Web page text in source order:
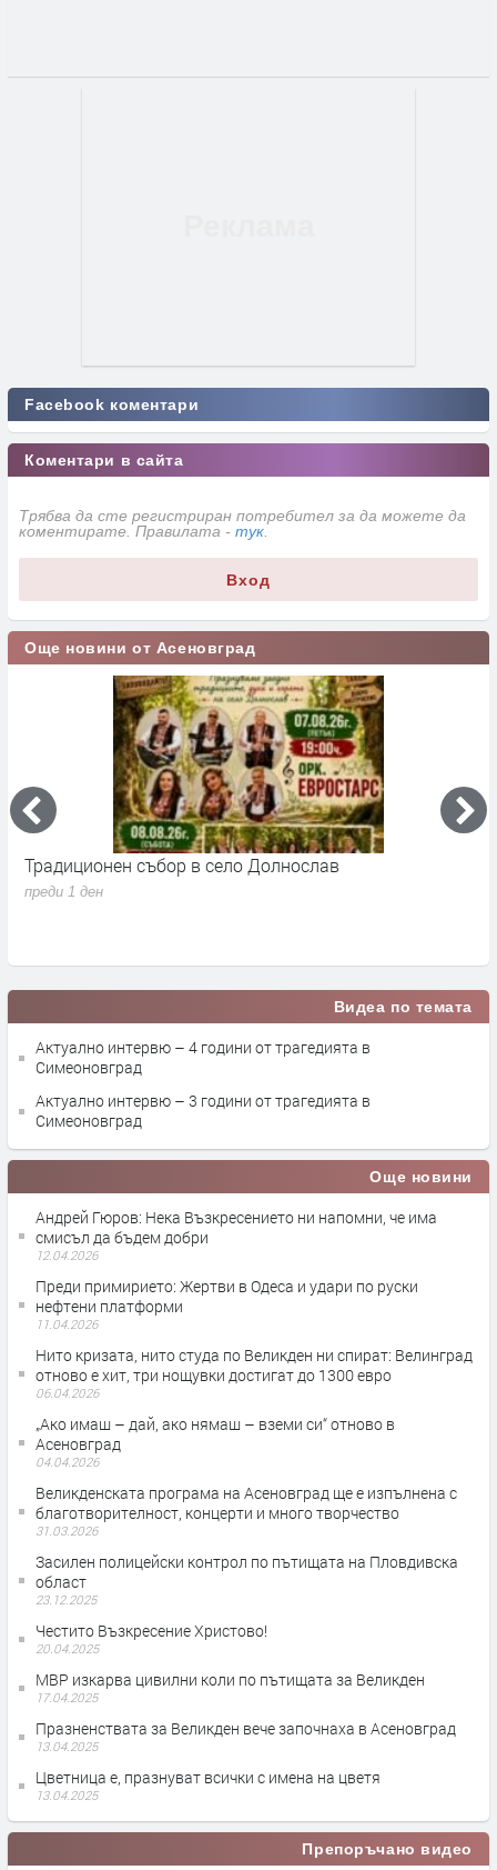
Facebook коментари
Коментари в сайта
Трябва да сте регистриран потребител за да можете да
коментирате. Правилата - тук
Вход
Още новини от Асеновград
Традиционен събор в село Долнослав
преди 1 ден
Видеа по темата
Актуално интервю – 4 години от трагедията в
Симеоновград
Актуално интервю – 3 години от трагедията в
Симеоновград
Още новини
Андрей Гюров: Нека Възкресението ни напомни, че има
смисъл да бъдем добри
12.04.2026
Преди примирието: Жертви в Одеса и удари по руски
нефтени платформи
11.04.2026
Нито кризата, нито студа по Великден ни спират: Велинград
отново е хит, три нощувки достигат до 1300 евро
06.04.2026
„Ако имаш – дай, ако нямаш – вземи си“ отново в
Асеновград
04.04.2026
Великденската програма на Асеновград ще е изпълнена с
благотворителност, концерти и много творчество
31.03.2026
Засилен полицейски контрол по пътищата на Пловдивска
област
23.12.2025
Честито Възкресение Христово!
20.04.2025
МВР изкарва цивилни коли по пътищата за Великден
17.04.2025
Празненствата за Великден вече започнаха в Асеновград
13.04.2025
Цветница е, празнуват всички с имена на цветя
13.04.2025
Препоръчано видео